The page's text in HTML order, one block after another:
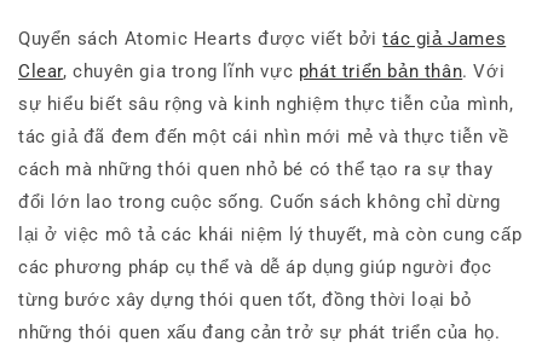
Quyển sách Atomic Hearts được viết bởi tác giả James
Clear, chuyên gia trong lĩnh vực phát triển bản thân. Với
sự hiểu biết sâu rộng và kinh nghiệm thực tiễn của mình,
tác giả đã đem đến một cái nhìn mới mẻ và thực tiễn về
cách mà những thói quen nhỏ bé có thể tạo ra sự thay
đổi lớn lao trong cuộc sống. Cuốn sách không chỉ dừng
lại ở việc mô tả các khái niệm lý thuyết, mà còn cung cấp
các phương pháp cụ thể và dễ áp dụng giúp người đọc
từng bước xây dựng thói quen tốt, đồng thời loại bỏ
những thói quen xấu đang cản trở sự phát triển của họ.